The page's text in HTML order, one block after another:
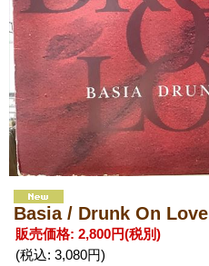
Basia / Drunk On Love
販売価格: 2,800円(税別)
(税込: 3,080円)